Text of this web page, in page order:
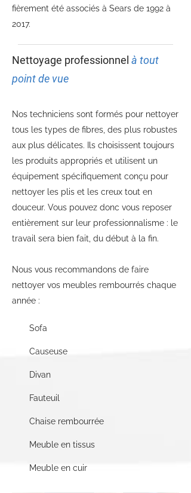
fièrement été associés à Sears de 1992 à
2017.
Nettoyage professionnel à tout
point de vue
Nos techniciens sont formés pour nettoyer
tous les types de fibres, des plus robustes
aux plus délicates. Ils choisissent toujours
les produits appropriés et utilisent un
équipement spécifiquement conçu pour
nettoyer les plis et les creux tout en
douceur. Vous pouvez donc vous reposer
entièrement sur leur professionnalisme : le
travail sera bien fait, du début à la fin.
Nous vous recommandons de faire
nettoyer vos meubles rembourrés chaque
année :
Sofa
Causeuse
Divan
Fauteuil
Chaise rembourrée
Meuble en tissus
Meuble en cuir